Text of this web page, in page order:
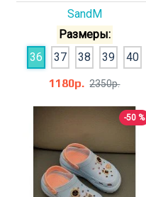
SandM
Размеры:
36
37 38 39
40
1180р. 2350р.
-50 %